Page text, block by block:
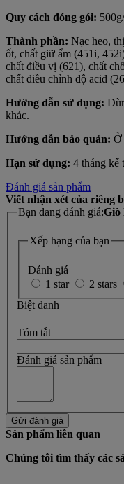
Quy cách đóng gói:
Thành phần: Nạc heo,
ốt, chất giữ ẩm (451i,
chất điều vị (621), chất
chất điều chỉnh độ acid
Hướng dẫn sử dụng:
khác.
Hướng dẫn bảo quản: Ở
Hạn sử dụng: 4 tháng kể
Đánh giá sản phẩm
Viết nhận xét của riêng
Bạn đang đánh giá:Giò
Xếp hạng của bạn
Đánh giá
1 star
2 stars
Biệt danh
Tóm tắt
Đánh giá sản phẩm
Gửi đánh giá
Sản phẩm liên quan
Chúng tôi tìm thấy các